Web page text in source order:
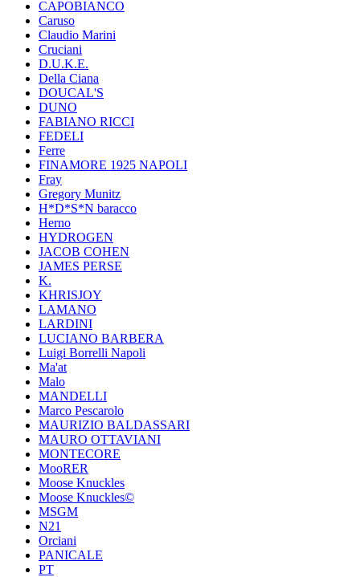
CAPOBIANCO
Caruso
Claudio Marini
Cruciani
D.U.K.E.
Della Ciana
DOUCAL'S
DUNO
FABIANO RICCI
FEDELI
Ferre
FINAMORE 1925 NAPOLI
Fray
Gregory Munitz
H*D*S*N baracco
Herno
HYDROGEN
JACOB COHEN
JAMES PERSE
K.
KHRISJOY
LAMANO
LARDINI
LUCIANO BARBERA
Luigi Borrelli Napoli
Ma'at
Malo
MANDELLI
Marco Pescarolo
MAURIZIO BALDASSARI
MAURO OTTAVIANI
MONTECORE
MooRER
Moose Knuckles
Moose Knuckles©️
MSGM
N21
Orciani
PANICALE
PT